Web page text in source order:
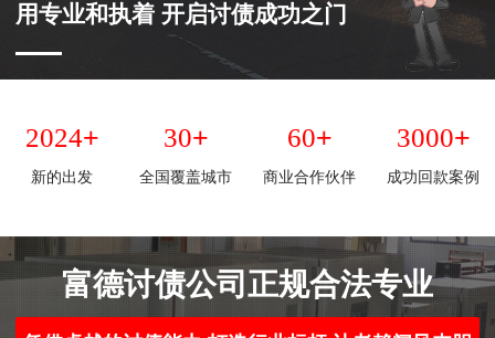
用专业和执着 开启讨债成功之门
2024+
新的出发
30+
全国覆盖城市
60+
商业合作伙伴
3000+
成功回款案例
富德讨债公司正规合法专业